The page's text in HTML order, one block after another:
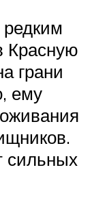
Красную
грани
ему
сильных